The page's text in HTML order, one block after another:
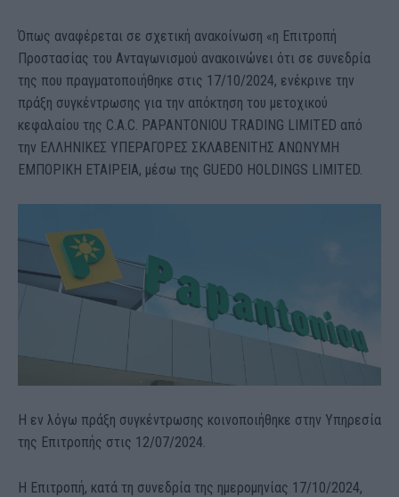
Όπως αναφέρεται σε σχετική ανακοίνωση «η Επιτροπή
Προστασίας του Ανταγωνισμού ανακοινώνει ότι σε συνεδρία
της που πραγματοποιήθηκε στις 17/10/2024, ενέκρινε την
πράξη συγκέντρωσης για την απόκτηση του μετοχικού
κεφαλαίου της C.A.C. PAPANTONIOU TRADING LIMITED από
την ΕΛΛΗΝΙΚΕΣ ΥΠΕΡΑΓΟΡΕΣ ΣΚΛΑΒΕΝΙΤΗΣ ΑΝΩΝΥΜΗ
ΕΜΠΟΡΙΚH ΕΤΑΙΡΕΙΑ, μέσω της GUEDO HOLDINGS LIMITED.
Η εν λόγω πράξη συγκέντρωσης κοινοποιήθηκε στην Υπηρεσία
της Επιτροπής στις 12/07/2024.
Η Επιτροπή, κατά τη συνεδρία της ημερομηνίας 17/10/2024,